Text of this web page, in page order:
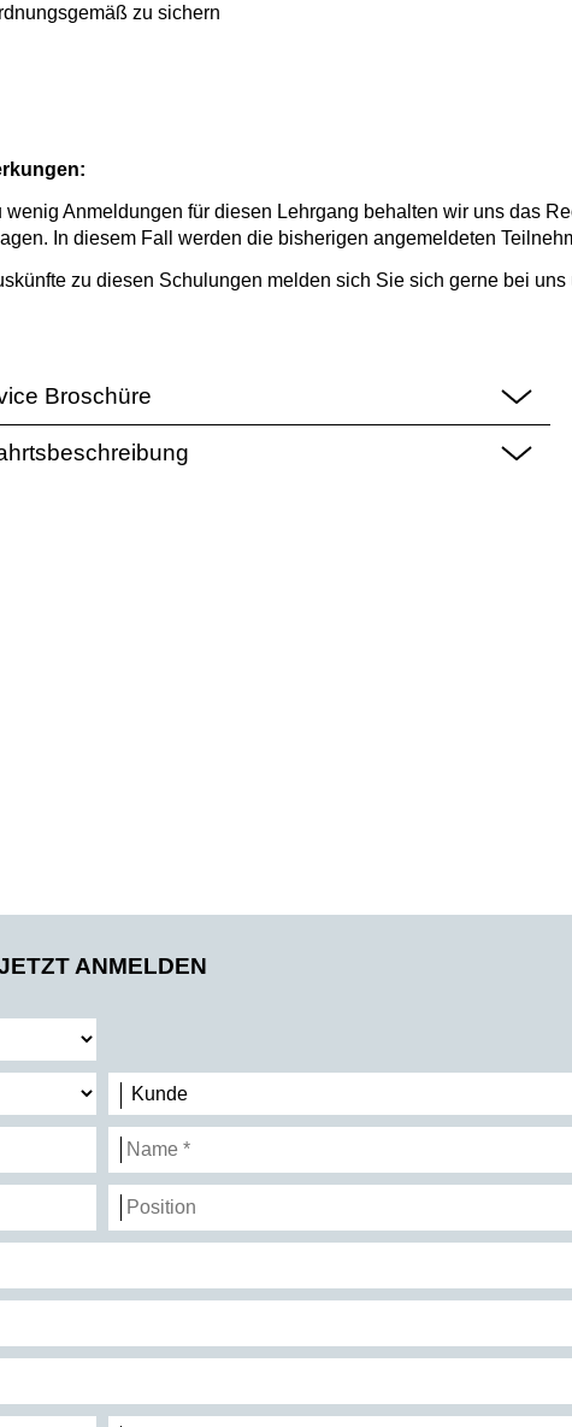
zu sichern
wenig Anmeldungen für diesen Lehrgang behalten wir uns das
In diesem Fall werden die bisherigen angemeldeten
zu diesen Schulungen melden sich Sie sich gerne bei uns
Broschüre
ANMELDEN